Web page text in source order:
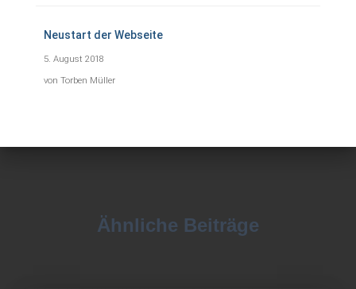
Neustart der Webseite
5. August 2018
von Torben Müller
Ähnliche Beiträge